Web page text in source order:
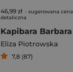
46,99 zł - sugerowana cena
detaliczna
Kapibara Barbara
Eliza Piotrowska
7,8 (87)